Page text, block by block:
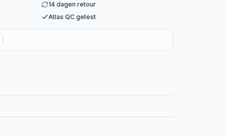
14 dagen retour
Atlas QC getest